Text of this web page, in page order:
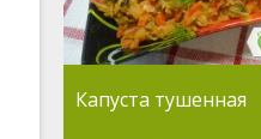
Капуста тушенная